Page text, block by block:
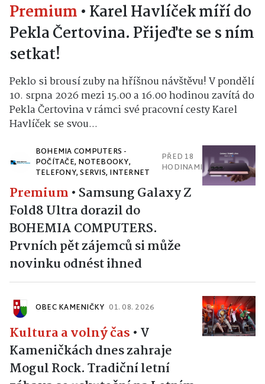
Premium • Karel Havlíček míří do
Pekla Čertovina. Přijeďte se s ním
setkat!
Peklo si brousí zuby na hříšnou návštěvu! V pondělí
10. srpna 2026 mezi 15.00 a 16.00 hodinou zavítá do
Pekla Čertovina v rámci své pracovní cesty Karel
Havlíček se svou...
BOHEMIA COMPUTERS -
POČÍTAČE, NOTEBOOKY,
TELEFONY, SERVIS, INTERNET
PŘED 18
HODINAMI
Premium • Samsung Galaxy Z
Fold8 Ultra dorazil do
BOHEMIA COMPUTERS.
Prvních pět zájemců si může
novinku odnést ihned
OBEC KAMENIČKY 01. 08. 2026
Kultura a volný čas • V
Kameničkách dnes zahraje
Mogul Rock. Tradiční letní